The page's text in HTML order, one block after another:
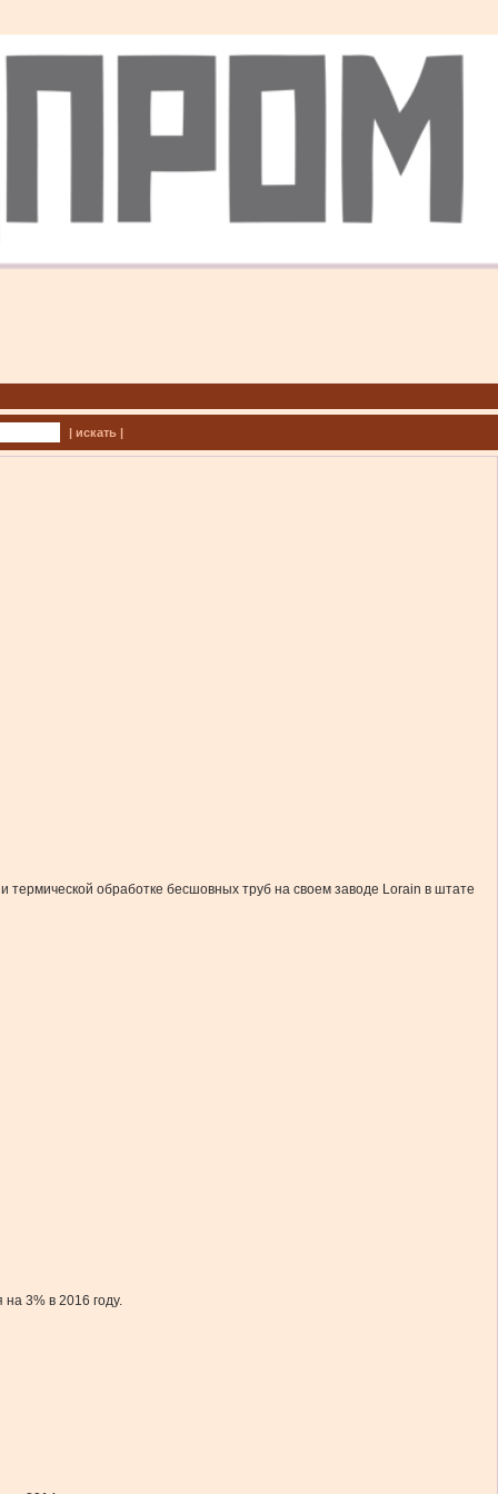
| искать |
термической обработке бесшовных труб на своем заводе Lorain в штате
3% в 2016 году.